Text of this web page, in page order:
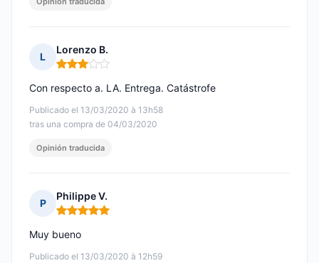
L
Lorenzo B.
Nota: 3 de 5
Publicado el 13/03/2020 à 13h58
tras una compra de 04/03/2020
Con respecto a. LA. Entrega. Catástrofe
Opinión traducida
P
Philippe V.
Nota: 5 de 5
Publicado el 13/03/2020 à 12h59
Muy bueno